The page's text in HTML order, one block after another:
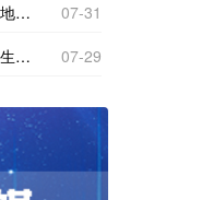
告别全额垫付！临翔生育医保新政落地，产检分娩直接现场报销
07-31
有速度更有温度！临沧市二院打造新生一站式体检专区
07-29